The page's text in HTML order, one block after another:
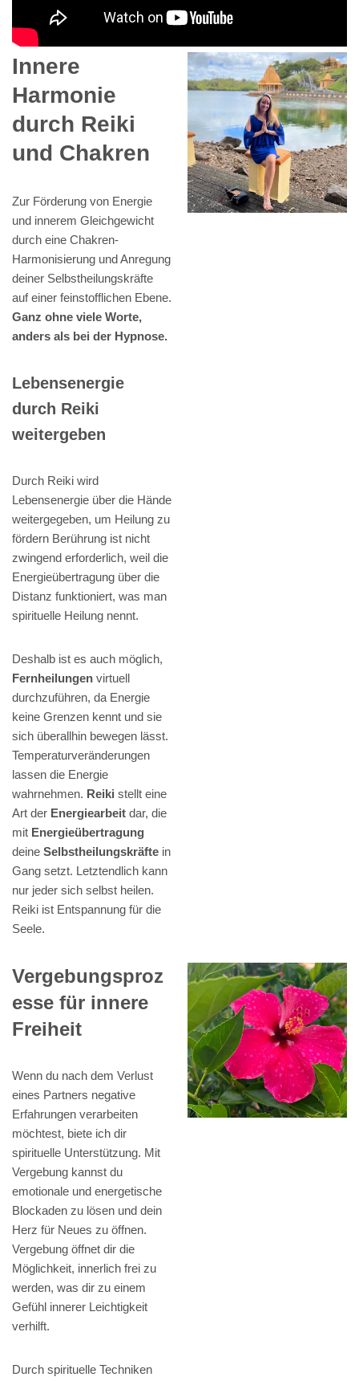
Innere
Harmonie
durch Reiki
und Chakren
Zur Förderung von Energie
und innerem Gleichgewicht
durch eine Chakren-
Harmonisierung und Anregung
deiner Selbstheilungskräfte
auf einer feinstofflichen Ebene.
Ganz ohne viele Worte,
anders als bei der Hypnose.
Lebensenergie
durch Reiki
weitergeben
Durch Reiki wird
Lebensenergie über die Hände
weitergegeben, um Heilung zu
fördern Berührung ist nicht
zwingend erforderlich, weil die
Energieübertragung über die
Distanz funktioniert, was man
spirituelle Heilung nennt.
Deshalb ist es auch möglich,
Fernheilungen virtuell
durchzuführen, da Energie
keine Grenzen kennt und sie
sich überallhin bewegen lässt.
Temperaturveränderungen
lassen die Energie
wahrnehmen. Reiki stellt eine
Art der Energiearbeit dar, die
mit Energieübertragung
deine Selbstheilungskräfte in
Gang setzt. Letztendlich kann
nur jeder sich selbst heilen.
Reiki ist Entspannung für die
Seele.
Vergebungsproz
esse für innere
Freiheit
Wenn du nach dem Verlust
eines Partners negative
Erfahrungen verarbeiten
möchtest, biete ich dir
spirituelle Unterstützung. Mit
Vergebung kannst du
emotionale und energetische
Blockaden zu lösen und dein
Herz für Neues zu öffnen.
Vergebung öffnet dir die
Möglichkeit, innerlich frei zu
werden, was dir zu einem
Gefühl innerer Leichtigkeit
verhilft.
Durch spirituelle Techniken